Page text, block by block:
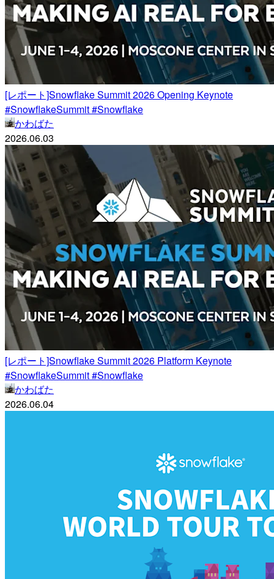
[レポート]Snowflake Summit 2026 Opening Keynote
#SnowflakeSummit #Snowflake
かわばた
2026.06.03
[レポート]Snowflake Summit 2026 Platform Keynote
#SnowflakeSummit #Snowflake
かわばた
2026.06.04